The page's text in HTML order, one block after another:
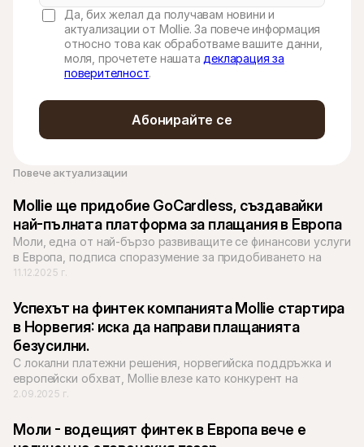
Да, бих желал да получавам новини и
актуализации от Mollie. За повече информация
относно това как обработваме вашите данни,
моля, прочетете нашата декларация за
поверителност.
Абонирайте се
Повече актуализации
Mollie ще придобие GoCardless, създавайки
най-пълната платформа за плащания в Европа
Моли, една от най-бързо развиващите се финансови услуги
в Европа, подписа споразумение за придобиването на
компанията за банкови плащания GoCardless.
11.12.2025 г.
Успехът на финтек компанията Mollie стартира
в Норвегия: иска да направи плащанията
безусилни.
С локални платежни решения, норвегийска поддръжка и
европейски обхват, Mollie влезе като конкурент на
утвърдените играчи като Nets.
2.09.2025 г.
Моли - водещият финтек в Европа вече е